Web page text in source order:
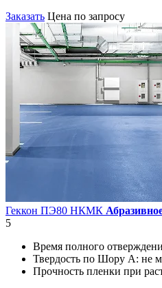
Заказать Цена по запросу
Геккон ПЭ80 НКМК
5
Время полного
Твердость по Шору А: не
Прочность пленки при